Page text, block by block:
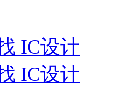
IC设计
IC设计